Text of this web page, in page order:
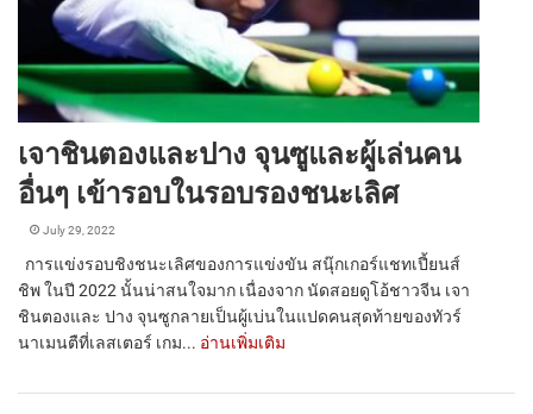
เจาชินตองและปาง จุนซูและผู้เล่นคน
อื่นๆ เข้ารอบในรอบรองชนะเลิศ
July 29, 2022
การแข่งรอบชิงชนะเลิศของการแข่งขัน สนุ๊กเกอร์แชทเปี้ยนส์
ชิพ ในปี 2022 นั้นน่าสนใจมาก เนื่องจาก นัดสอยดูโอ้ชาวจีน เจา
ชินตองและ ปาง จุนซูกลายเป็นผู้เบ่นในแปดคนสุดท้ายของทัวร์
นาเมนตืที่เลสเตอร์ เกม... อ่านเพิ่มเติม